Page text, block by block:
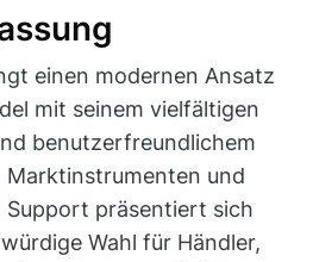
einen modernen Ansatz
mit seinem vielfältigen
benutzerfreundlichem
Marktinstrumenten und
Support präsentiert sich
Wahl für Händler,